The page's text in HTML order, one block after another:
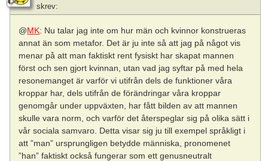
skrev:
@MK: Nu talar jag inte om hur män och kvinnor konstrueras
annat än som metafor. Det är ju inte så att jag på något vis
menar på att man faktiskt rent fysiskt har skapat mannen
först och sen gjort kvinnan, utan vad jag syftar på med hela
resonemanget är varför vi utifrån dels de funktioner våra
kroppar har, dels utifrån de förändringar våra kroppar
genomgår under uppväxten, har fått bilden av att mannen
skulle vara norm, och varför det återspeglar sig på olika sätt i
vår sociala samvaro. Detta visar sig ju till exempel språkligt i
att ”man” ursprungligen betydde människa, pronomenet
”han” faktiskt också fungerar som ett genusneutralt